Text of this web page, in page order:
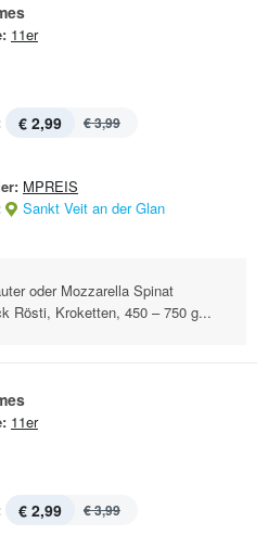
11er
€ 2,99 € 3,99
MPREIS
Sankt Veit an der Glan
oder Mozzarella Spinat
Rösti, Kroketten, 450 – 750 g...
11er
€ 2,99 € 3,99